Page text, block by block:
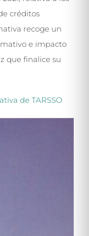
créditos
recoge un
e impacto
que finalice su
de TARSSO